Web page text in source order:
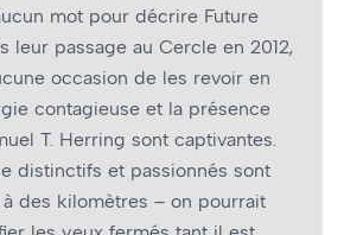
mot pour décrire Future
leur passage au Cercle en 2012,
occasion de les revoir en
contagieuse et la présence
T. Herring sont captivantes.
distinctifs et passionnés sont
des kilomètres – on pourrait